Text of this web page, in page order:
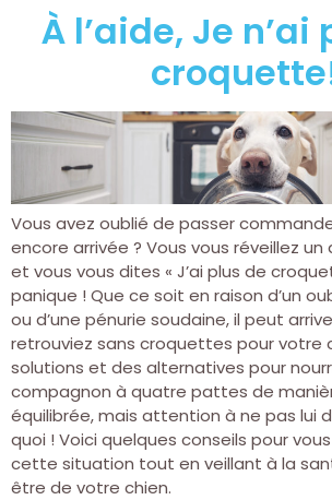
À l’aide, Je n’ai
Vous avez oublié de passer
encore arrivée ? Vous vous réveillez
et vous vous dites « J’ai plus de
panique ! Que ce soit en raison d’un
ou d’une pénurie soudaine, il peut
retrouviez sans croquettes pour votre
solutions et des alternatives pour
compagnon à quatre pattes de
équilibrée, mais attention à ne pas lui
quoi ! Voici quelques conseils pour
cette situation tout en veillant à la
être de votre chien.